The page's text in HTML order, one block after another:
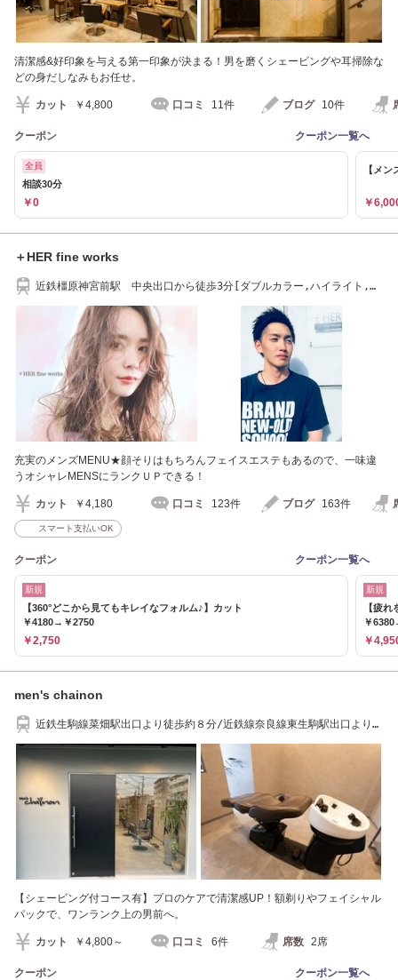
清潔感&好印象を与える第一印象が決まる！男を磨くシェービングや耳掃除な
どの身だしなみもお任せ。
カット ￥4,800 口コミ 11件 ブログ 10件
クーポン クーポン一覧へ
全員
相談30分
￥0
【メ
￥
＋HER fine works
近鉄橿原神宮前駅 中央出口から徒歩3分[ダブルカラー,ハイライト,イ
充実のメンズMENU★顔そりはもちろんフェイスエステもあるので、一味違
うオシャレMENSにランクＵＰできる！
カット ￥4,180 口コミ 123件 ブログ 163件
スマート支払いOK
クーポン クーポン一覧へ
新規
【360°どこから見てもキレイなフォルム♪】カット
￥4180→￥2750
￥2,750
新規
【疲
￥
￥
men's chainon
近鉄生駒線菜畑駅出口より徒歩約８分/近鉄線奈良線東生駒駅出口より徒
【シェービング付コース有】プロのケアで清潔感UP！額剃りやフェイシャル
パックで、ワンランク上の男前へ。
カット ￥4,800～ 口コミ 6件 席数 2席
クーポン クーポン一覧へ